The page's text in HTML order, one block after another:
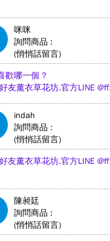
咪咪
詢問商品 :
(悄悄話留言)
歡哪一個 ?
友薰衣草花坊.官方LINE
indah
詢問商品 :
(悄悄話留言)
友薰衣草花坊.官方LINE
陳昶廷
詢問商品 :
(悄悄話留言)